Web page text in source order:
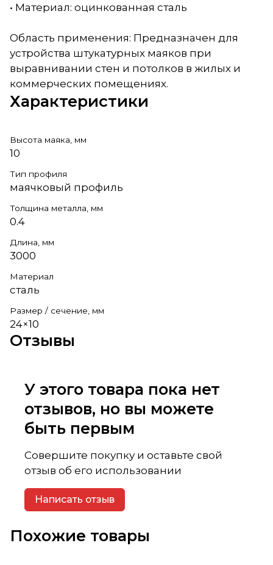
• Материал: оцинкованная сталь
Область применения: Предназначен для
устройства штукатурных маяков при
выравнивании стен и потолков в жилых и
коммерческих помещениях.
Характеристики
Высота маяка, мм
10
Тип профиля
маячковый профиль
Толщина металла, мм
0.4
Длина, мм
3000
Материал
сталь
Размер / сечение, мм
24×10
Отзывы
У этого товара пока нет
отзывов, но вы можете
быть первым
Совершите покупку и оставьте свой
отзыв об его использовании
Написать отзыв
Похожие товары